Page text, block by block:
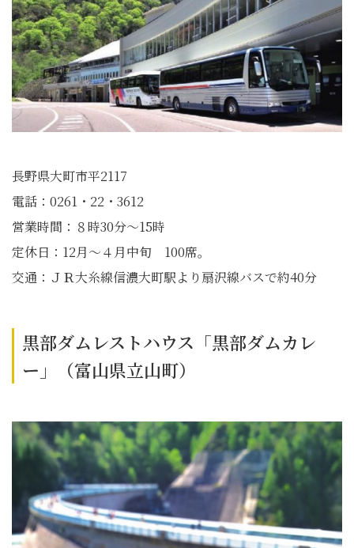
長野県大町市平2117
電話：0261・22・3612
営業時間：８時30分～15時
定休日：12月～４月中旬 100席。
交通：ＪＲ大糸線信濃大町駅より扇沢線バスで約40分
黒部ダムレストハウス「黒部ダムカレ
ー」（富山県立山町）